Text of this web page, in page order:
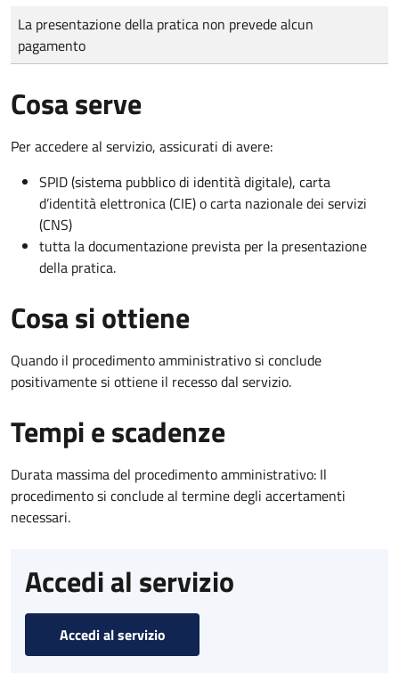
Tipo di pagamento
Importo
La presentazione della pratica non prevede alcun
pagamento
Cosa serve
Per accedere al servizio, assicurati di avere:
SPID (sistema pubblico di identità digitale), carta
d’identità elettronica (CIE) o carta nazionale dei servizi
(CNS)
tutta la documentazione prevista per la presentazione
della pratica.
Cosa si ottiene
Quando il procedimento amministrativo si conclude
positivamente si ottiene il recesso dal servizio.
Tempi e scadenze
Durata massima del procedimento amministrativo: Il
procedimento si conclude al termine degli accertamenti
necessari.
Accedi al servizio
Accedi al servizio